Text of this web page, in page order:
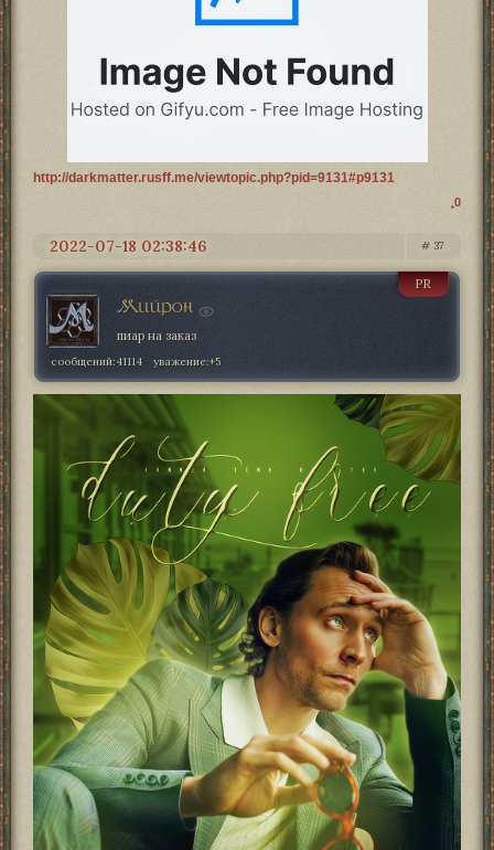
http://darkmatter.rusff.me/viewtopic.php?pid=9131#p9131
0
37
2022-07-18 02:38:46
Мийрон
PR
пиар на заказ
сообщений:41114 уважение:+5